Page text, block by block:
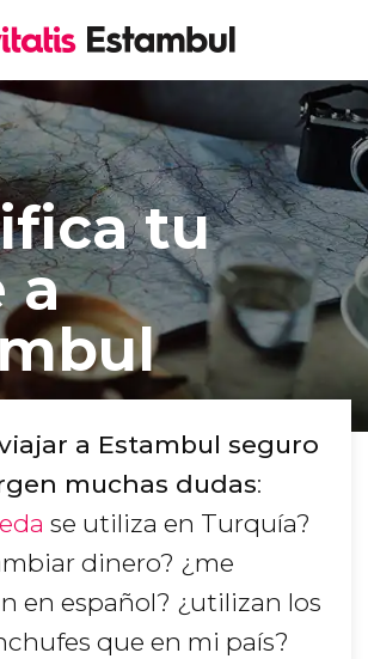
tu
a
a Estambul seguro
muchas dudas:
se utiliza en Turquía?
dinero? ¿me
en español? ¿utilizan los
que en mi país?